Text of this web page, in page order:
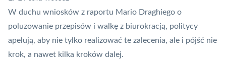
W duchu wniosków z raportu Mario Draghiego o
poluzowanie przepisów i walkę z biurokracją, politycy
apelują, aby nie tylko realizować te zalecenia, ale i pójść nie
krok, a nawet kilka kroków dalej.